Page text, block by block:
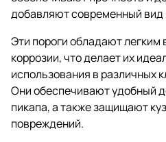
добавляют современный
Эти пороги обладают легким
коррозии, что делает их
использования в различных
Они обеспечивают удобный
пикапа, а также защищают
повреждений.